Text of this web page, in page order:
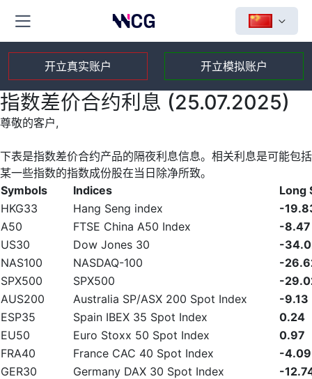
开立真实账户 开立模拟账户
指数差价合约利息 (25.07.2025)
尊敬的客户,
下表是指数差价合约产品的隔夜利息信息。相关利息是可能包括
某一些指数的指数成份股在当日除净所致。
Symbols
Indices
Long
HKG33
Hang Seng index
-
A50
FTSE China A50 Index
-8.47
US30
Dow Jones 30
-
NAS100
NASDAQ-100
-
SPX500
SPX500
-
AUS200
Australia SP/ASX 200 Spot Index
-9.13
ESP35
Spain IBEX 35 Spot Index
0.24
EU50
Euro Stoxx 50 Spot Index
0.97
FRA40
France CAC 40 Spot Index
-4.09
GER30
Germany DAX 30 Spot Index
-